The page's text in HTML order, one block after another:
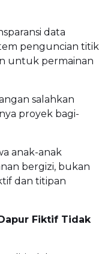
data
penguncian titik
untuk permainan
salahkan
proyek bagi-
anak-anak
bergizi, bukan
dan titipan
Fiktif Tidak